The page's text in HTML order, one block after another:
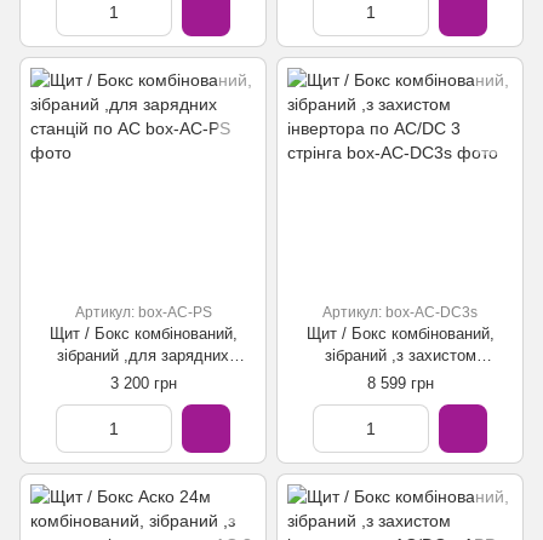
Артикул: box-AC-PS
Щит / Бокс комбінований,
зібраний ,для зарядних
станцій по АС
3 200 грн
Артикул: box-AC-DC3s
Щит / Бокс комбінований,
зібраний ,з захистом
інвертора по АС/DC 3 стрінга
8 599 грн